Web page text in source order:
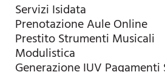
Servizi Isidata
Prenotazione Aule Online
Prestito Strumenti Musicali
Modulistica